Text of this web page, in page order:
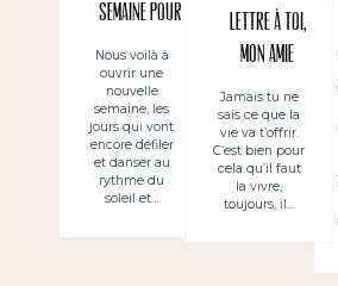
semaine pour
de jolies
choses
Nous voilà à
ouvrir une
nouvelle
semaine, les
jours qui vont
encore défiler
et danser au
rythme du
soleil et…
Lettre à toi,
mon amie
Jamais tu ne
sais ce que la
vie va t’offrir.
C’est bien pour
cela qu’il faut
la vivre,
toujours, il…